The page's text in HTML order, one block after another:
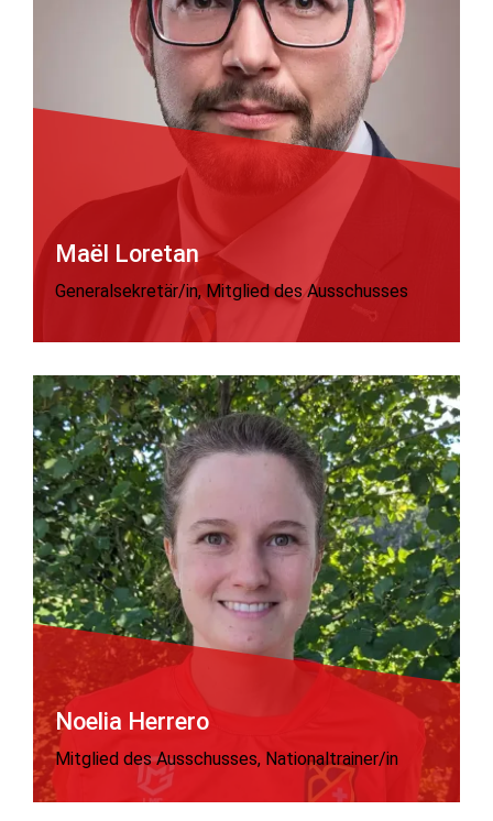
Maël Loretan
Generalsekretär/in, Mitglied des Ausschusses
Noelia Herrero
Mitglied des Ausschusses, Nationaltrainer/in